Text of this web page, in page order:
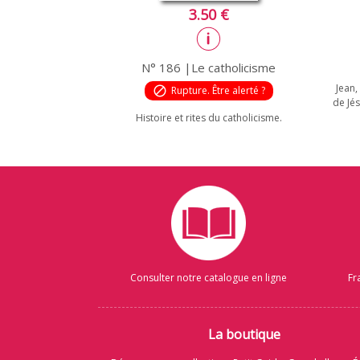
3.50 €
N° 186 |Le catholicisme
block Rupture. Être alerté ?
Histoire et rites du catholicisme.
de
Consulter notre catalogue en ligne
La boutique